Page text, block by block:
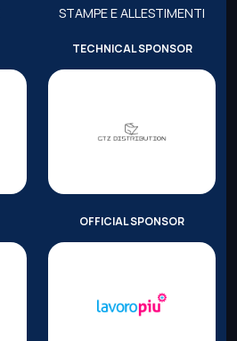
STAMPE E ALLESTIMENTI
TECHNICAL SPONSOR
OFFICIAL SPONSOR